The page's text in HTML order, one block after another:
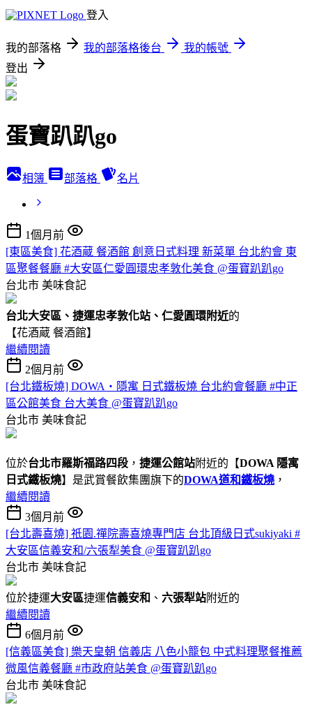
登入
我的部落格 我的部落格後台
我的帳號
登出
蛋寶趴趴go
相簿 部落格 名片
1個月前
[東區美食] 花酒蔵 餐酒館 創意日式料理 新菜單 台北約會 東
區聚餐餐廳 #大安區仁愛圓環忠孝敦化美食 @蛋寶趴趴go
台北市 美味食記
台北大安區、捷運忠孝敦化站、仁愛圓環附近的
【花酒蔵 餐酒館】
繼續閱讀
2個月前
[台北鐵板燒] DOWA・隱寓 日式鐵板燒 台北約會餐廳 #中正
區公館美食 台大美食 @蛋寶趴趴go
台北市 美味食記
位於台北市羅斯福路四段 ， 捷運公館站附近的【DOWA 隱寓
日式鐵板燒】是武賞餐飲集團旗下的DOWA道和鐵板燒 ，
繼續閱讀
3個月前
[台北壽喜燒] 祇園.禪院壽喜燒專門店 台北頂級日式sukiyaki #
大安區信義安和/六張犁美食 @蛋寶趴趴go
台北市 美味食記
位於捷運大安區捷運信義安和 、 六張犁站附近的
繼續閱讀
6個月前
[信義區美食] 樂天皇朝 信義店 八色小籠包 中式料理聚餐推薦
微風信義餐廳 #市政府站美食 @蛋寶趴趴go
台北市 美味食記